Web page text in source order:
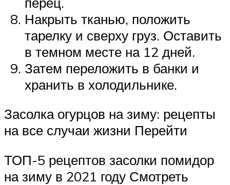
Накрыть тканью, положить
тарелку и сверху груз. Оставить
в темном месте на 12 дней.
Затем переложить в банки и
хранить в холодильнике.
Засолка огурцов на зиму: рецепты
на все случаи жизни Перейти
ТОП-5 рецептов засолки помидор
на зиму в 2021 году Смотреть